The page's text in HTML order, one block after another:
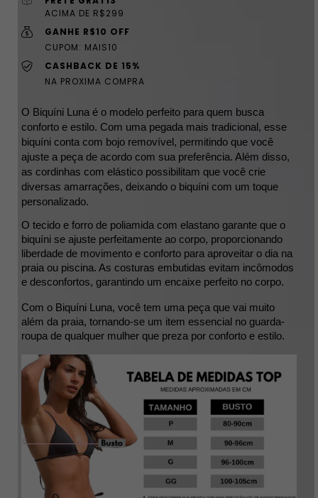
ACIMA DE R$299
GANHE R$10 OFF
CUPOM: MAIS10
CASHBACK DE 15%
NA PROXIMA COMPRA
O Biquíni Luna é o modelo perfeito para quem busca
conforto e estilo. Com uma pegada mais tradicional, esse
biquíni conta com bojo removível, permitindo que você
ajuste a peça de acordo com sua preferência. Além disso,
as cordinhas com elástico possibilitam que você crie
diversas amarrações, deixando o biquíni com um toque
personalizado.
O tecido e forro de poliamida com elastano garante que o
biquíni se ajuste perfeitamente ao corpo, proporcionando
liberdade de movimento e conforto para aproveitar o dia na
praia ou piscina. As costuras embutidas evitam incômodos
e desconfortos, garantindo um encaixe perfeito no corpo.
Com o Biquíni Luna, você tem uma peça que vai muito
além da praia, tornando-se um item essencial no guarda-
roupa de qualquer mulher que preza por conforto e estilo.